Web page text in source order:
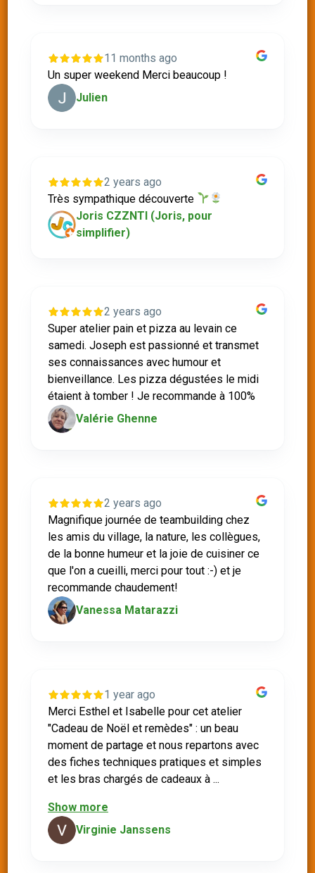
11 months ago
Un super weekend Merci beaucoup !
Julien
2 years ago
Très sympathique découverte
Joris CZZNTI (Joris, pour
simplifier)
2 years ago
Super atelier pain et pizza au levain ce
samedi. Joseph est passionné et transmet
ses connaissances avec humour et
bienveillance. Les pizza dégustées le midi
étaient à tomber ! Je recommande à 100%
Valérie Ghenne
2 years ago
Magnifique journée de teambuilding chez
les amis du village, la nature, les collègues,
de la bonne humeur et la joie de cuisiner ce
que l'on a cueilli, merci pour tout :-) et je
recommande chaudement!
Vanessa Matarazzi
1 year ago
Merci Esthel et Isabelle pour cet atelier
"Cadeau de Noël et remèdes" : un beau
moment de partage et nous repartons avec
des fiches techniques pratiques et simples
et les bras chargés de cadeaux à ...
Show more
Virginie Janssens